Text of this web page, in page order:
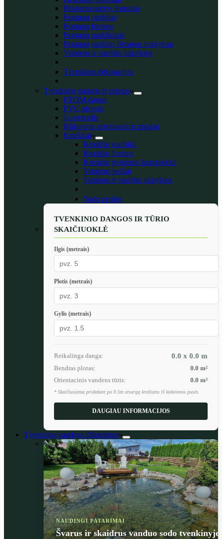
Plūduriuojantys fontanai
Fontanų siurbliai
Fontanų formos
Fontanų purkštukai
Fontanų siurblių išmanus valdymas
Vandens ir siurblio talpyklos
Tvenkinio dekoracijos
Tvenkinių dangos ir priedai
EPDM danga
PVC plėvelė
Geotekstilė
Klijavimo priemonės ir priedai
Kriokliai
Krioklių siurbliai
Krioklių formos
Krioklių įrengimo komplektai
Vandens peiliai
Vandens ir siurblio talpyklos
Sodo prekės
TVENKINIO DANGOS IR TŪRIO
SKAIČIUOKLĖ
Ilgis (metrais)
Plotis (metrais)
Gylis (metrais)
Reikalinga danga: 0.0 x 0.0 m
Bendras plotas: 0.0 m²
Orientacinis vandens tūris:
0.0 m³
* Skaičiuojama pridedant po 0.5m atsargą kraštams iš kiekvienos pusės.
DAUGIAU INFORMACIJOS
Tvenkinio vandens filtravimas
NAUDINGI PATARIMAI
Švarus ir skaidrus vanduo sodo tvenkinyje: